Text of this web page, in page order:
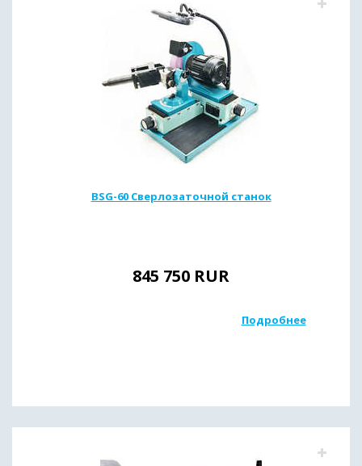
BSG-60 Сверлозаточной станок
845 750 RUR
Подробнее